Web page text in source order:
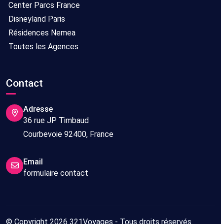
Center Parcs France
Disneyland Paris
Résidences Nemea
Toutes les Agences
Contact
Adresse
36 rue JP Timbaud
Courbevoie 92400, France
Email
formulaire contact
© Copyright 2026 321Voyages - Tous droits réservés.